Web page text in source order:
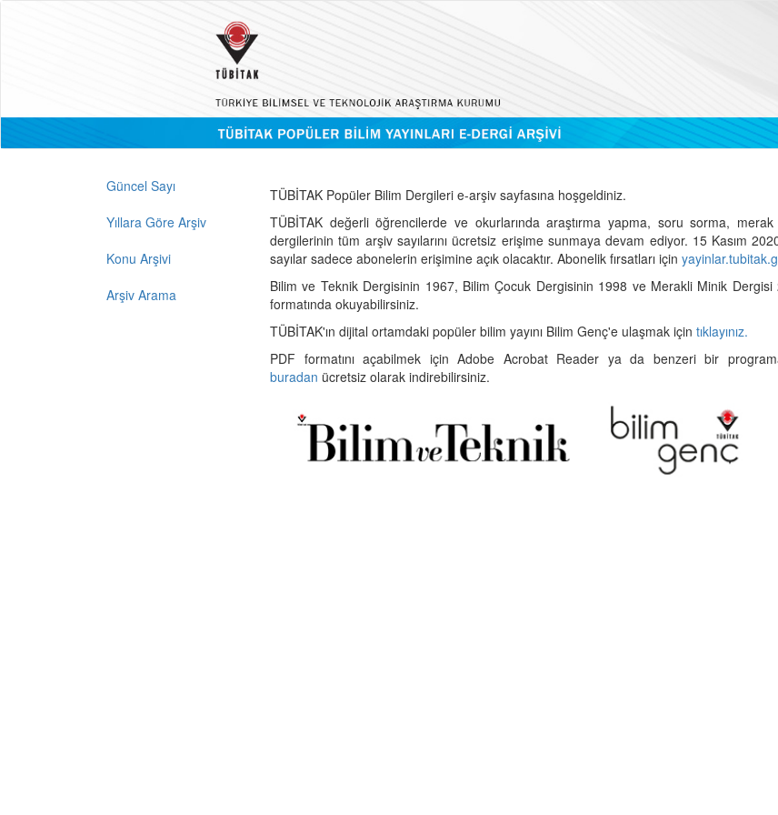
Güncel Sayı
Yıllara Göre Arşiv
Konu Arşivi
Arşiv Arama
TÜBİTAK Popüler Bilim Dergileri e-arşiv sayfasına hoşgeldiniz.
TÜBİTAK değerli öğrencilerde ve okurlarında araştırma yapma, soru sorma,
dergilerinin tüm arşiv sayılarını ücretsiz erişime sunmaya devam ediyor. 15 Kasım
sayılar sadece abonelerin erişimine açık olacaktır. Abonelik fırsatları için
Bilim ve Teknik Dergisinin 1967, Bilim Çocuk Dergisinin 1998 ve Merakli Minik Dergisi
formatında okuyabilirsiniz.
TÜBİTAK'ın dijital ortamdaki popüler bilim yayını Bilim Genç'e ulaşmak için tıklayınız.
PDF formatını açabilmek için Adobe Acrobat Reader ya da benzeri bir
buradan ücretsiz olarak indirebilirsiniz.